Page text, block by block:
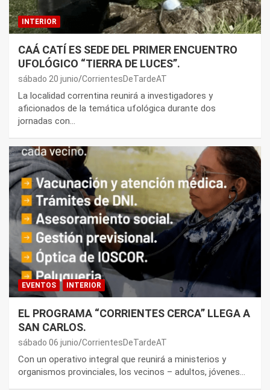
INTERIOR
CAÁ CATÍ ES SEDE DEL PRIMER ENCUENTRO
UFOLÓGICO “TIERRA DE LUCES”.
sábado 20 junio CorrientesDeTardeAT
La localidad correntina reunirá a investigadores y
aficionados de la temática ufológica durante dos
jornadas con…
EVENTOS INTERIOR
EL PROGRAMA “CORRIENTES CERCA” LLEGA A
SAN CARLOS.
sábado 06 junio CorrientesDeTardeAT
Con un operativo integral que reunirá a ministerios y
organismos provinciales, los vecinos – adultos, jóvenes…